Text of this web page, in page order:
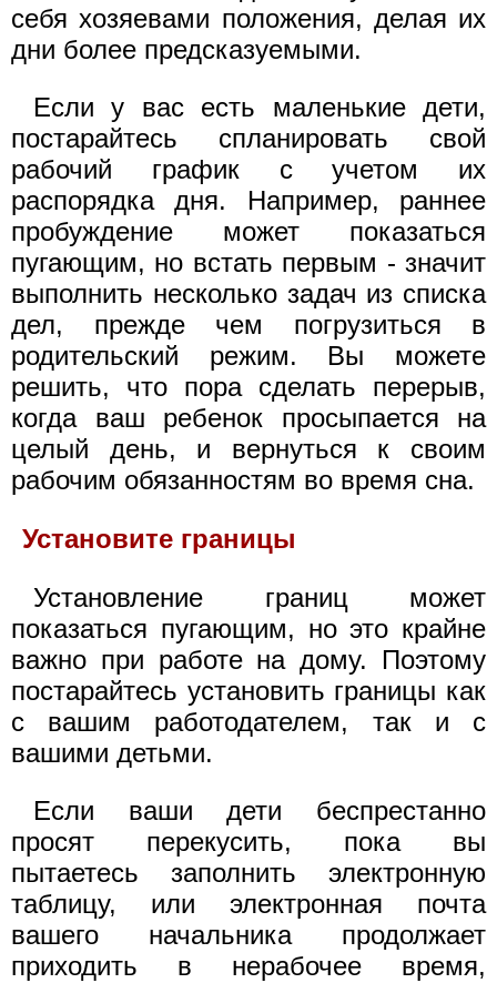
себя хозяевами положения, делая их
дни более предсказуемыми.
Если у вас есть маленькие дети,
постарайтесь спланировать свой
рабочий график с учетом их
распорядка дня. Например, раннее
пробуждение может показаться
пугающим, но встать первым - значит
выполнить несколько задач из списка
дел, прежде чем погрузиться в
родительский режим. Вы можете
решить, что пора сделать перерыв,
когда ваш ребенок просыпается на
целый день, и вернуться к своим
рабочим обязанностям во время сна.
Установите границы
Установление границ может
показаться пугающим, но это крайне
важно при работе на дому. Поэтому
постарайтесь установить границы как
с вашим работодателем, так и с
вашими детьми.
Если ваши дети беспрестанно
просят перекусить, пока вы
пытаетесь заполнить электронную
таблицу, или электронная почта
вашего начальника продолжает
приходить в нерабочее время,